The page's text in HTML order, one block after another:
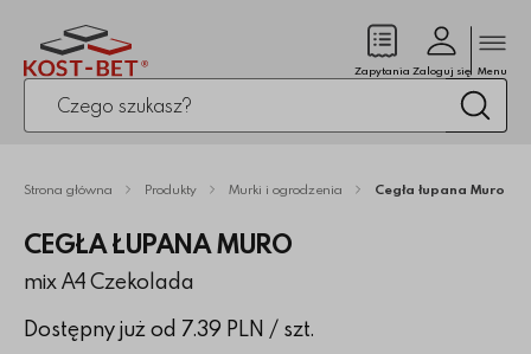
Po kliknięciu przycisku fraza zostanie wyszukana
Zapytania
(pusty)Zaloguj się Menu
Strona główna Produkty Murki i ogrodzenia Cegła łupana Muro
CEGŁA ŁUPANA MURO
mix A4 Czekolada
Dostępny już od 7.39 PLN / szt.